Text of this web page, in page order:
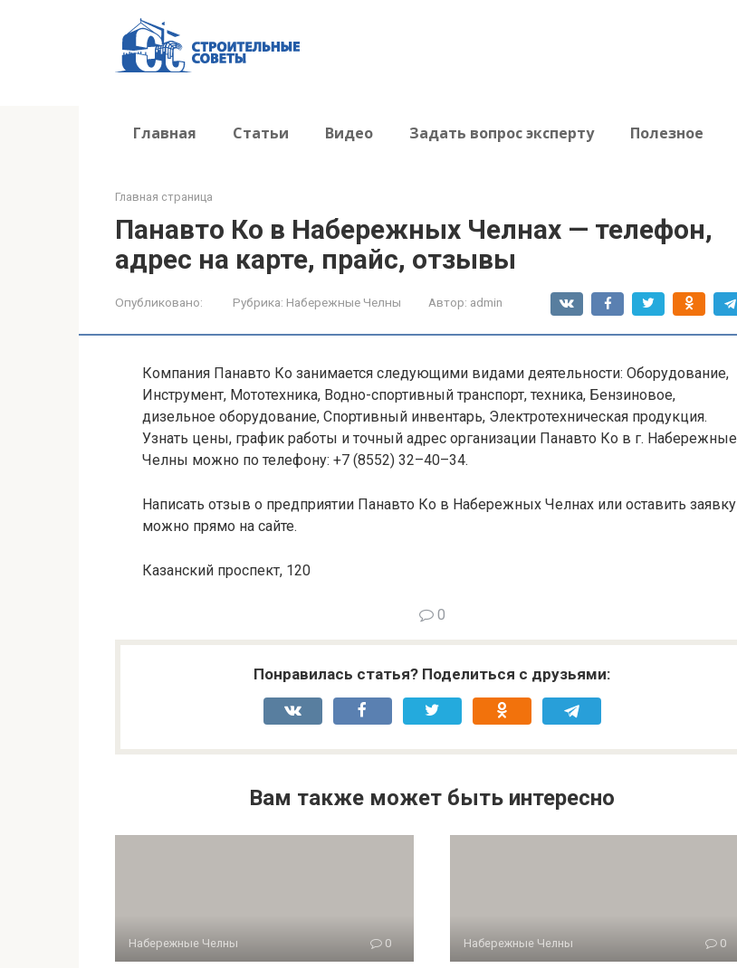
Главная Статьи Видео Задать вопрос эксперту Полезное
Главная страница
Панавто Ко в Набережных Челнах — телефон,
адрес на карте, прайс, отзывы
Опубликовано: Рубрика: Набережные Челны Автор: admin
Компания Панавто Ко занимается следующими видами деятельности: Оборудование,
Инструмент, Мототехника, Водно-спортивный транспорт, техника, Бензиновое,
дизельное оборудование, Спортивный инвентарь, Электротехническая продукция.
Узнать цены, график работы и точный адрес организации Панавто Ко в г. Набережные
Челны можно по телефону: +7 (8552) 32–40–34.
Написать отзыв о предприятии Панавто Ко в Набережных Челнах или оставить заявку
можно прямо на сайте.
Казанский проспект, 120
0
Понравилась статья? Поделиться с друзьями:
Вам также может быть интересно
Набережные Челны 0 Набережные Челны 0